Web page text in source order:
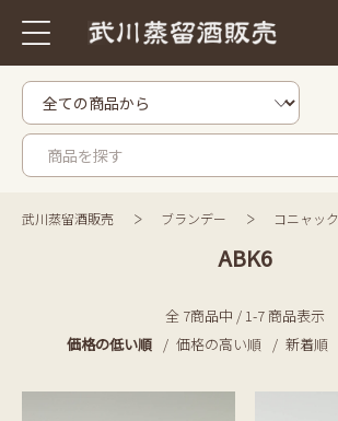
武川蒸留酒販売 ブランデー コニャック
ABK6
全 7商品中 / 1-7 商品表示
価格の低い順
価格の高い順 新着順